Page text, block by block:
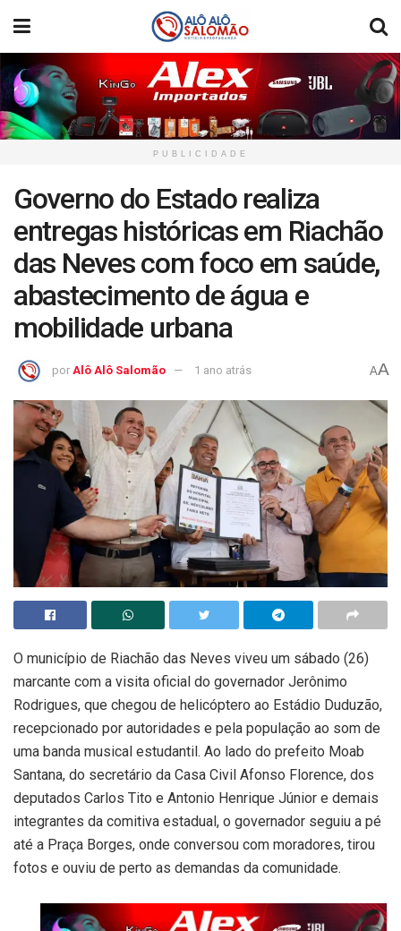
PUBLICIDADE
Governo do Estado realiza
entregas históricas em Riachão
das Neves com foco em saúde,
abastecimento de água e
mobilidade urbana
por Alô Alô Salomão 1 ano atrás AA
O município de Riachão das Neves viveu um sábado (26)
marcante com a visita oficial do governador Jerônimo
Rodrigues, que chegou de helicóptero ao Estádio Duduzão,
recepcionado por autoridades e pela população ao som de
uma banda musical estudantil. Ao lado do prefeito Moab
Santana, do secretário da Casa Civil Afonso Florence, dos
deputados Carlos Tito e Antonio Henrique Júnior e demais
integrantes da comitiva estadual, o governador seguiu a pé
até a Praça Borges, onde conversou com moradores, tirou
fotos e ouviu de perto as demandas da comunidade.